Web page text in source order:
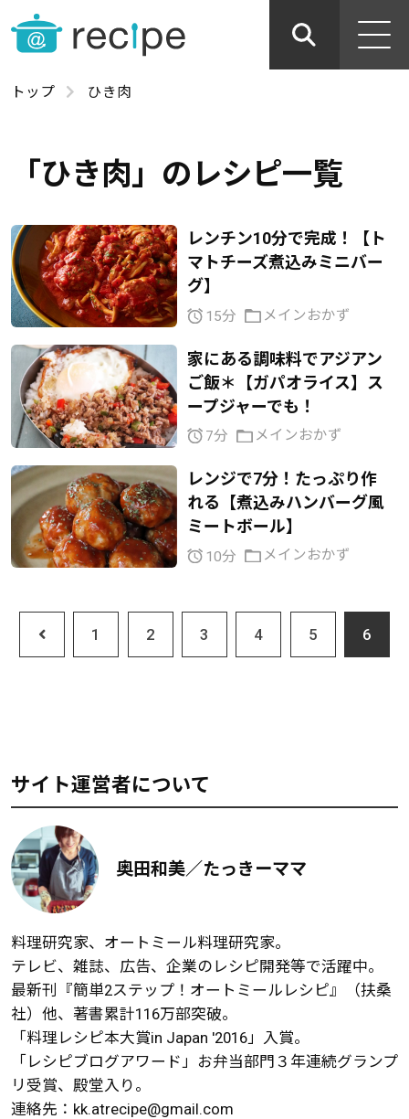
トップ ひき肉
「ひき肉」のレシピ一覧
レンチン10分で完成！【ト
マトチーズ煮込みミニバー
グ】
15分 メインおかず
家にある調味料でアジアン
ご飯＊【ガパオライス】ス
ープジャーでも！
7分 メインおかず
レンジで7分！たっぷり作
れる【煮込みハンバーグ風
ミートボール】
10分 メインおかず
1 2 3 4 5 6
サイト運営者について
奥田和美／たっきーママ
料理研究家、オートミール料理研究家。
テレビ、雑誌、広告、企業のレシピ開発等で活躍中。
最新刊『簡単2ステップ！オートミールレシピ』（扶桑
社）他、著書累計116万部突破。
「料理レシピ本大賞in Japan '2016」入賞。
「レシピブログアワード」お弁当部門３年連続グランプ
リ受賞、殿堂入り。
連絡先： kk.atrecipe@gmail.com